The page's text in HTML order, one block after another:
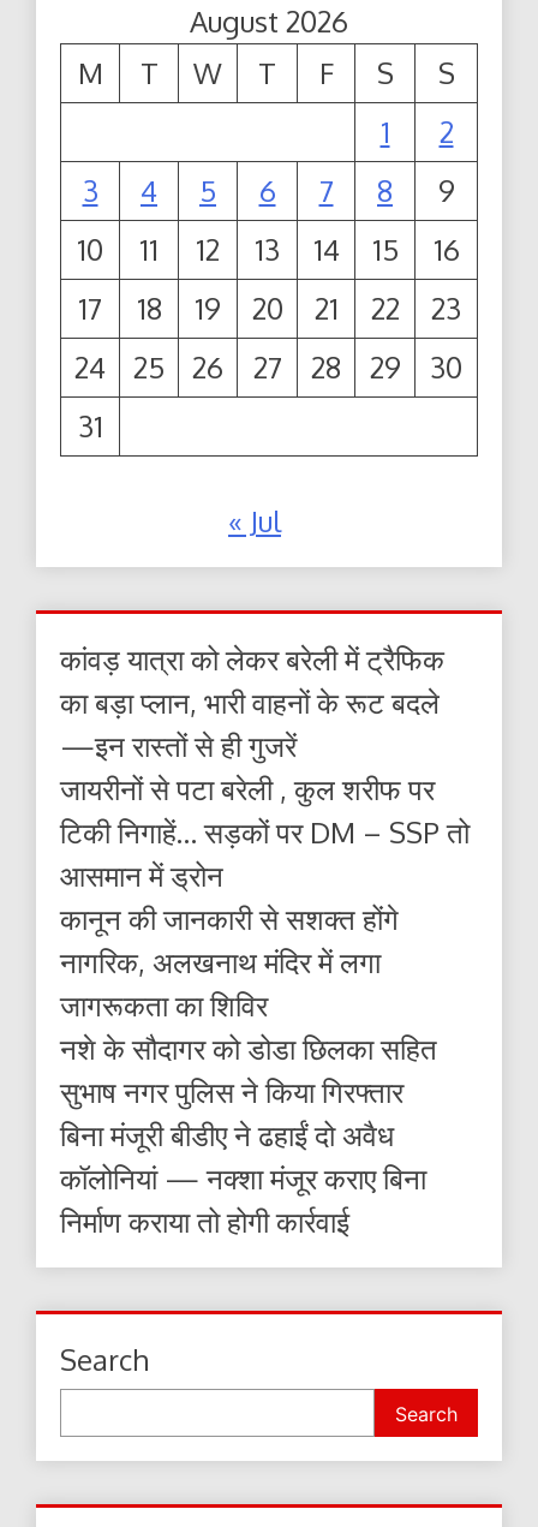
August 2026
M
T W T F S
S
1
2
3
4 5 6 7 8
9
10
11 12 13 14 15
16
17
18 19 20 21 22
23
24
25 26 27 28 29
30
31
« Jul
कांवड़ यात्रा को लेकर बरेली में ट्रैफिक
का बड़ा प्लान, भारी वाहनों के रूट बदले
—इन रास्तों से ही गुजरें
जायरीनों से पटा बरेली , कुल शरीफ पर
टिकी निगाहें… सड़कों पर DM – SSP तो
आसमान में ड्रोन
कानून की जानकारी से सशक्त होंगे
नागरिक, अलखनाथ मंदिर में लगा
जागरूकता का शिविर
नशे के सौदागर को डोडा छिलका सहित
सुभाष नगर पुलिस ने किया गिरफ्तार
बिना मंजूरी बीडीए ने ढहाईं दो अवैध
कॉलोनियां — नक्शा मंजूर कराए बिना
निर्माण कराया तो होगी कार्रवाई
Search
Search